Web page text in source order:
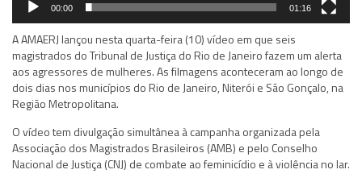
00:00 01:16
A AMAERJ lançou nesta quarta-feira (10) vídeo em que seis
magistrados do Tribunal de Justiça do Rio de Janeiro fazem um alerta
aos agressores de mulheres. As filmagens aconteceram ao longo de
dois dias nos municípios do Rio de Janeiro, Niterói e São Gonçalo, na
Região Metropolitana.
O vídeo tem divulgação simultânea à campanha organizada pela
Associação dos Magistrados Brasileiros (AMB) e pelo Conselho
Nacional de Justiça (CNJ) de combate ao feminicídio e à violência no lar.